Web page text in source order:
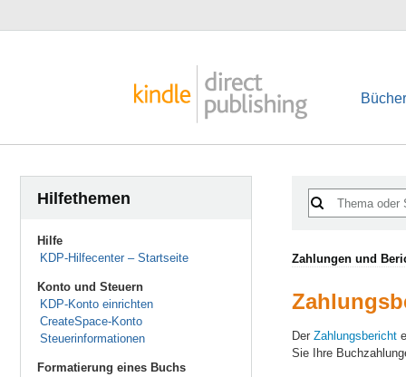
Hilfethemen
Hilfe
KDP-Hilfecenter – Startseite
Konto und Steuern
KDP-Konto einrichten
CreateSpace-Konto
Steuerinformationen
Formatierung eines Buchs
Zahlungen und
Der Zahlungsbericht
Sie Ihre